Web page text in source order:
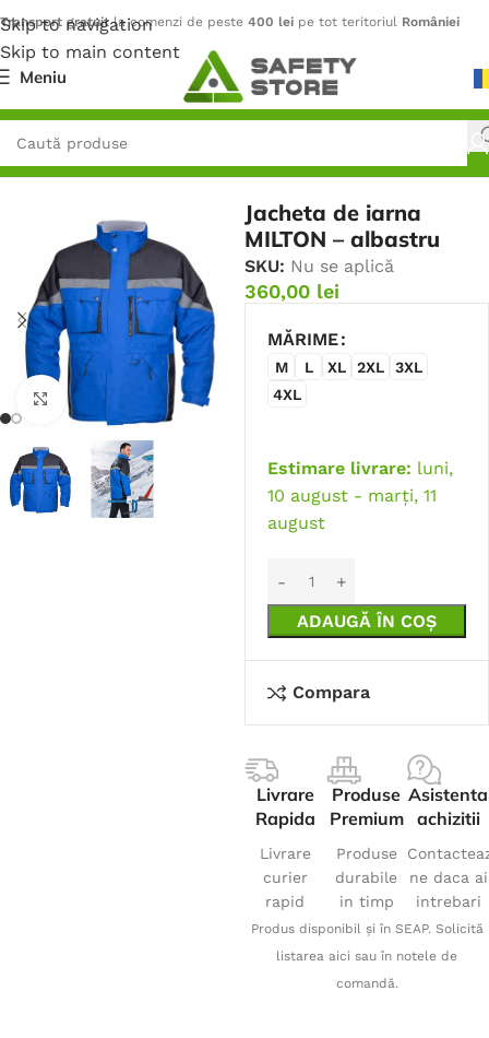
Skip to navigation
Skip to main content
Transport gratuitla comenzi de peste 400 lei pe tot teritoriul României
Meniu
Prima pagină/ Outdoor
Faceți click pentru a mări
Jacheta de iarna
MILTON – albastru
SKU: Nu se aplică
360,00 lei
MĂRIME
M L XL 2XL
3XL
4XL
Estimare livrare: luni,
10 august - marți, 11
august
ADAUGĂ ÎN COȘ
Compara
Livrare
Rapida
Livrare
curier
rapid
Produse
Premium
Produse
durabile
in timp
Asistenta
achizitii
ne daca ai
intrebari
Produs disponibil și în SEAP. Solicită
listarea aici sau în notele de
comandă.